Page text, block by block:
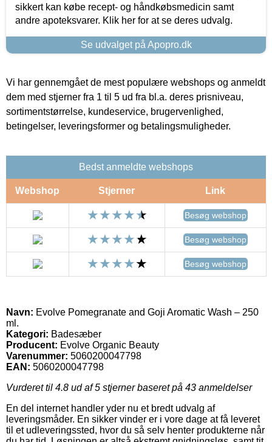
sikkert kan købe recept- og håndkøbsmedicin samt
andre apoteksvarer. Klik her for at se deres udvalg.
Se udvalget på Apopro.dk
Vi har gennemgået de mest populære webshops og anmeldt
dem med stjerner fra 1 til 5 ud fra bl.a. deres prisniveau,
sortimentstørrelse, kundeservice, brugervenlighed,
betingelser, leveringsformer og betalingsmuligheder.
Bedst anmeldte webshops
Webshop Stjerner Link
Besøg webshop
Besøg webshop
Besøg webshop
Navn: Evolve Pomegranate and Goji Aromatic Wash – 250
ml.
Kategori: Badesæber
Producent: Evolve Organic Beauty
Varenummer: 5060200047798
EAN: 5060200047798
Vurderet til 4.8 ud af 5 stjerner baseret på 43 anmeldelser
En del internet handler yder nu et bredt udvalg af
leveringsmåder. En sikker vinder er i vore dage at få leveret
til et udleveringssted, hvor du så selv henter produkterne når